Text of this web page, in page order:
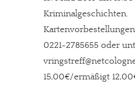
Kriminalgeschichten.
0221-2785655 oder
15,00€/ermäßigt